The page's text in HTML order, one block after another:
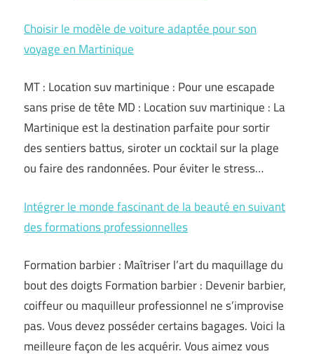
Choisir le modèle de voiture adaptée pour son
voyage en Martinique
MT : Location suv martinique : Pour une escapade
sans prise de tête MD : Location suv martinique : La
Martinique est la destination parfaite pour sortir
des sentiers battus, siroter un cocktail sur la plage
ou faire des randonnées. Pour éviter le stress…
Intégrer le monde fascinant de la beauté en suivant
des formations professionnelles
Formation barbier : Maîtriser l’art du maquillage du
bout des doigts Formation barbier : Devenir barbier,
coiffeur ou maquilleur professionnel ne s’improvise
pas. Vous devez posséder certains bagages. Voici la
meilleure façon de les acquérir. Vous aimez vous